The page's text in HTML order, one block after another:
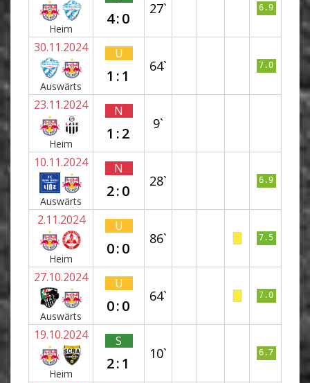
Heim
4:0
27` 6.9
30.11.2024
Auswärts
U
1:1
64` 7.0
23.11.2024
Heim
N
1:2
9`
10.11.2024
Auswärts
N
2:0
28` 6.9
2.11.2024
Heim
U
0:0
86` 7.5
27.10.2024
Auswärts
U
0:0
64` 7.0
19.10.2024
Heim
S
2:1
10` 6.7